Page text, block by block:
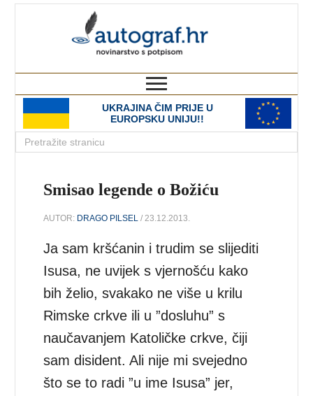
UKRAJINA ČIM PRIJE U
EUROPSKU UNIJU!!
Smisao legende o Božiću
AUTOR: DRAGO PILSEL / 23.12.2013.
Ja sam kršćanin i trudim se slijediti
Isusa, ne uvijek s vjernošću kako
bih želio, svakako ne više u krilu
Rimske crkve ili u ”dosluhu” s
naučavanjem Katoličke crkve, čiji
sam disident. Ali nije mi svejedno
što se to radi ”u ime Isusa” jer,